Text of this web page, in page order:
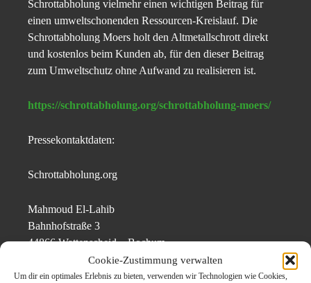
Cookie-Zustimmung verwalten
Um dir ein optimales Erlebnis zu bieten, verwenden wir Technologien wie Cookies,
Schrottabholung vielmehr einen wichtigen Beitrag für
einen umweltschonenden Ressourcen-Kreislauf. Die
Schrottabholung Moers holt den Altmetallschrott direkt
und kostenlos beim Kunden ab, für den dieser Beitrag
zum Umweltschutz ohne Aufwand zu realisieren ist.
https://schrottabholung.org/schrottabholung-moers/
Pressekontaktdaten:
Schrottabholung.org
Mahmoud El-Lahib
Bahnhofstraße 3
44866 Wattenscheid – Bochum
Telefon: 0157/35 855 388